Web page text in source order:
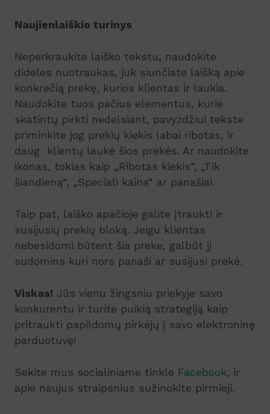
Naujienlaiškio turinys
Neperkraukite laiško tekstu, naudokite
dideles nuotraukas, juk siunčiate laišką apie
konkrečią prekę, kurios klientas ir laukia.
Naudokite tuos pačius elementus, kurie
skatintų pirkti nedelsiant, pavyzdžiui tekste
priminkite jog prekių kiekis labai ribotas, ir
daug klientų laukė šios prekės. Ar naudokite
ikonas, tokias kaip „Ribotas kiekis“, „Tik
šiandieną“, „Speciali kaina“ ar panašiai.
Taip pat, laiško apačioje galite įtraukti ir
susijusių prekių bloką. Jeigu klientas
nebesidomi būtent šia preke, galbūt jį
sudomins kuri nors panaši ar susijusi prekė.
Viskas! Jūs vienu žingsniu priekyje savo
konkurentu ir turite puikią strategiją kaip
pritraukti papildomų pirkėjų į savo elektroninę
parduotuvę!
Sekite mus socialiniame tinkle Facebook, ir
apie naujus straipsnius sužinokite pirmieji.